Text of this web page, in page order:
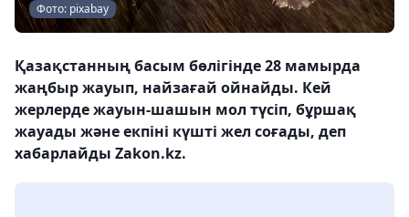
Фото: pixabay
Қазақстанның басым бөлігінде 28 мамырда
жаңбыр жауып, найзағай ойнайды. Кей
жерлерде жауын-шашын мол түсіп, бұршақ
жауады және екпіні күшті жел соғады, деп
хабарлайды Zakon.kz.